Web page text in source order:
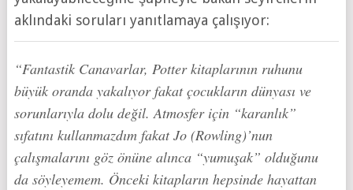
aklındaki soruları yanıtlamaya çalışıyor:
“Fantastik Canavarlar, Potter kitaplarının ruhunu
büyük oranda yakalıyor fakat çocukların dünyası ve
sorunlarıyla dolu değil. Atmosfer için “karanlık”
sıfatını kullanmazdım fakat Jo (Rowling)’nun
çalışmalarını göz önüne alınca “yumuşak” olduğunu
da söyleyemem. Önceki kitapların hepsinde hayattan